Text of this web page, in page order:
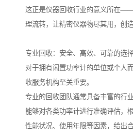
这正是仪器回收行业的意义所在
理流转，让精密仪器物尽其用，创造
专业回收：安全、高效、可靠的选
对于拥有闲置功率计的单位或个人
收服务机构至关重要。
专业的回收团队通常具备丰富的行
能够对各类功率计进行准确评估，
性能状况、使用年限等因素，给出合